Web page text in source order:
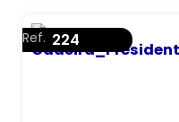
Ref. 224